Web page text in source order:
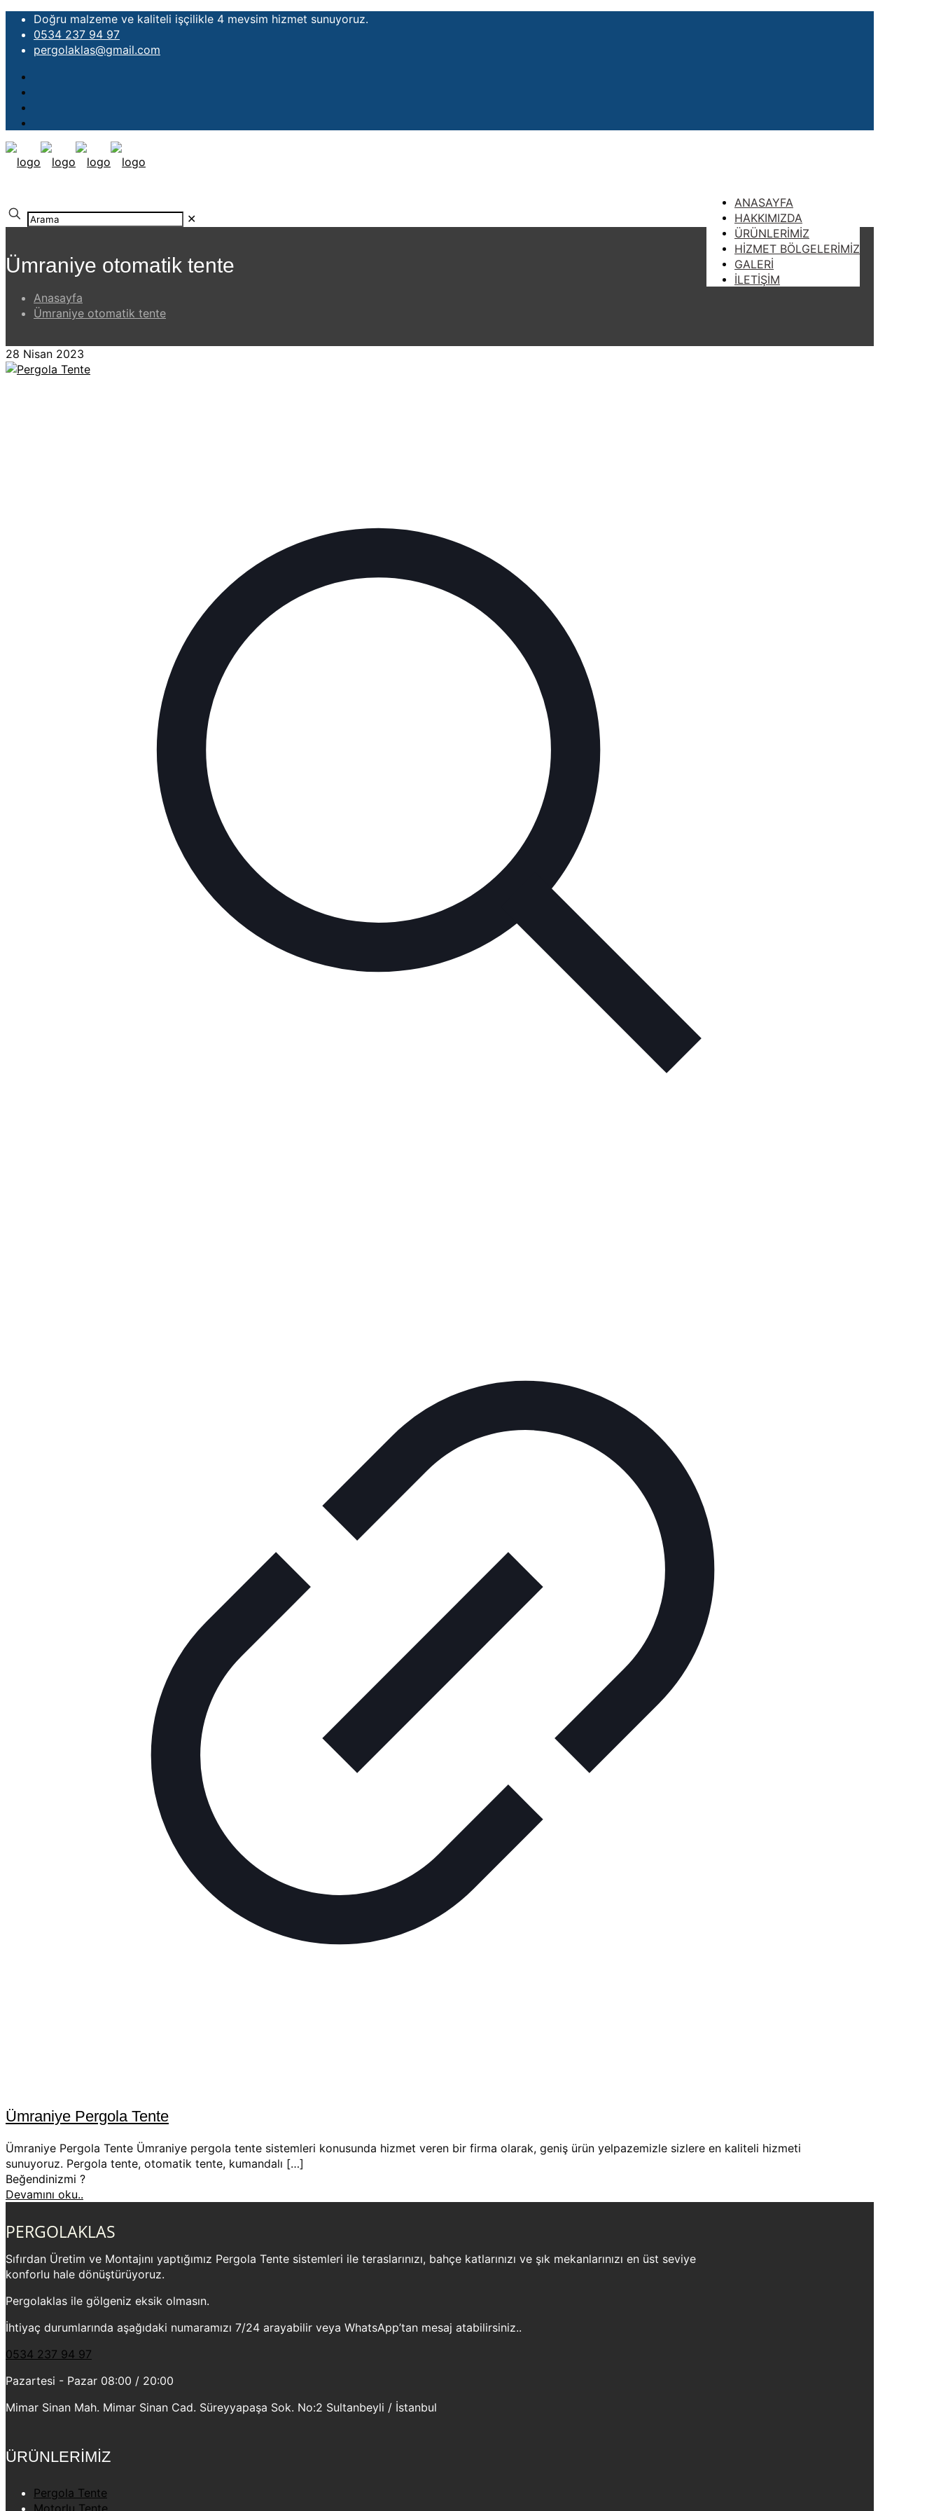
Doğru malzeme ve kaliteli işçilikle 4 mevsim hizmet sunuyoruz.
0534 237 94 97
pergolaklas@gmail.com
ANASAYFA
HAKKIMIZDA
ÜRÜNLERİMİZ
HİZMET BÖLGELERİMİZ
GALERİ
İLETİŞİM
✕
Ümraniye otomatik tente
Anasayfa
Ümraniye otomatik tente
28 Nisan 2023
Ümraniye Pergola Tente
Ümraniye Pergola Tente Ümraniye pergola tente sistemleri konusunda hizmet veren bir firma olarak, geniş ürün yelpazemizle sizlere en kaliteli hizmeti
sunuyoruz. Pergola tente, otomatik tente, kumandalı […]
Beğendinizmi ?
Devamını oku..
PERGOLAKLAS
Sıfırdan Üretim ve Montajını yaptığımız Pergola Tente sistemleri ile teraslarınızı, bahçe katlarınızı ve şık mekanlarınızı en üst seviye
konforlu hale dönüştürüyoruz.
Pergolaklas ile gölgeniz eksik olmasın.
İhtiyaç durumlarında aşağıdaki numaramızı 7/24 arayabilir veya WhatsApp’tan mesaj atabilirsiniz..
0534 237 94 97
Pazartesi - Pazar 08:00 / 20:00
Mimar Sinan Mah. Mimar Sinan Cad. Süreyyapaşa Sok. No:2 Sultanbeyli / İstanbul
ÜRÜNLERİMİZ
Pergola Tente
Motorlu Tente